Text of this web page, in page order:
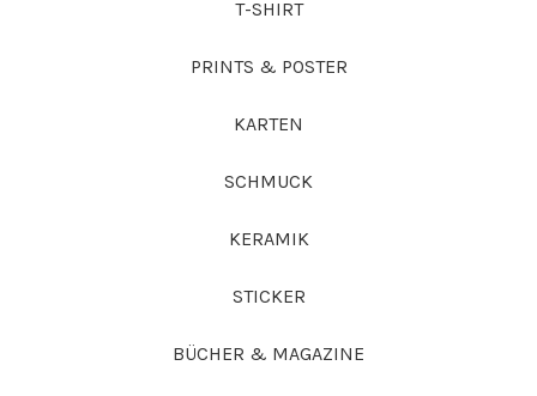
T-SHIRT
PRINTS & POSTER
KARTEN
SCHMUCK
KERAMIK
STICKER
BÜCHER & MAGAZINE